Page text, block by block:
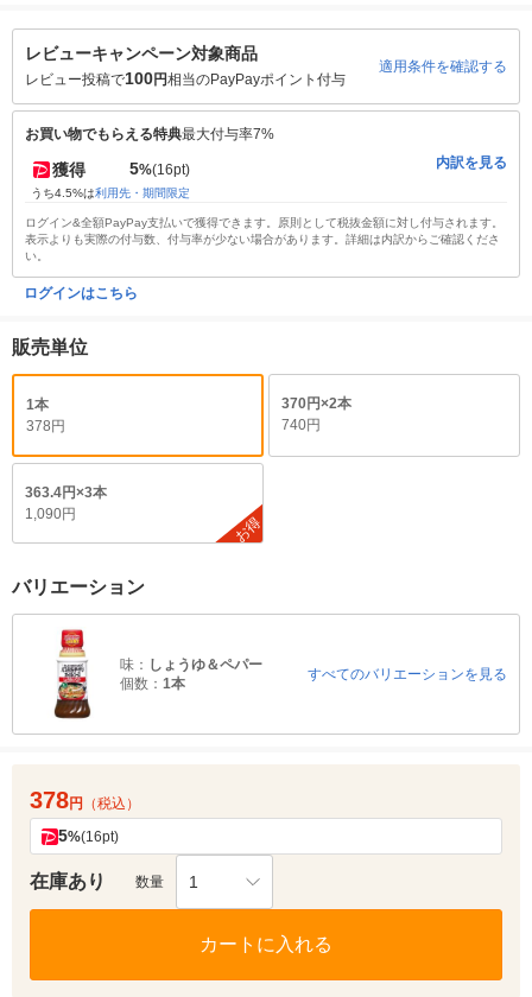
レビューキャンペーン対象商品
レビュー投稿で100円相当のPayPayポイント付与
適用条件を確認する
お買い物でもらえる特典最大付与率7%
獲得 5%(16pt)
うち4.5%は利用先・期間限定
内訳を見る
ログイン&全額PayPay支払いで獲得できます。原則として税抜金額に対し付与されます。
表示よりも実際の付与数、付与率が少ない場合があります。詳細は内訳からご確認くださ
い。
ログインはこちら
販売単位
1本
378円
370円×2本
740円
363.4円×3本
1,090円
お得
バリエーション
味：
しょうゆ＆ペパー
個数： 1本
すべてのバリエーションを見る
378円 （税込）
5%(16pt)
在庫あり 数量 1
カートに入れる